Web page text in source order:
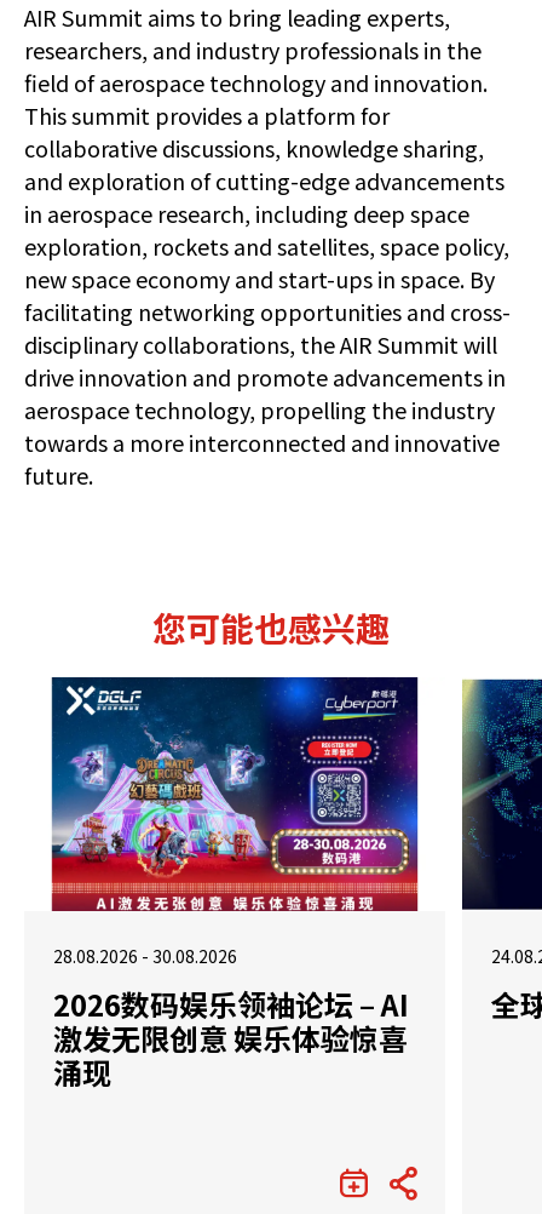
AIR Summit aims to bring leading experts,
researchers, and industry professionals in the
field of aerospace technology and innovation.
This summit provides a platform for
collaborative discussions, knowledge sharing,
and exploration of cutting-edge advancements
in aerospace research, including deep space
exploration, rockets and satellites, space policy,
new space economy and start-ups in space. By
facilitating networking opportunities and cross-
disciplinary collaborations, the AIR Summit will
drive innovation and promote advancements in
aerospace technology, propelling the industry
towards a more interconnected and innovative
future.
您可能也感兴趣
28.08.2026 - 30.08.2026
2026数码娱乐领袖论坛 – AI
激发无限创意 娱乐体验惊喜
涌现
全